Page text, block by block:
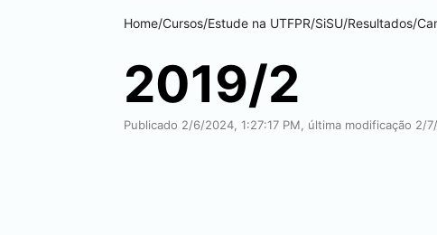
Home/Cursos/Estude na UTFPR/SiSU/Resultados/
2019/2
Publicado 2/6/2024, 1:27:17 PM, última modificação 2/